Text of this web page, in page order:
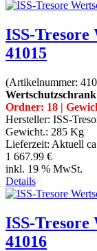
ISS-Tresore
41015
(Artikelnummer:
Ordner: 18 |
Hersteller: ISS-
Gewicht.: 285 Kg
Lieferzeit: Aktuell
1 667.99 €
inkl. 19 % MwSt.
Details
ISS-Tresore
41016